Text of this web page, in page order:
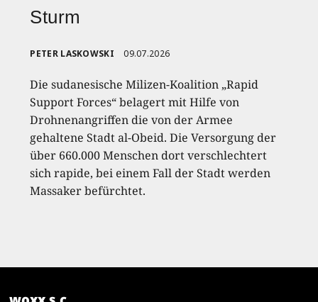
Sturm
PETER LASKOWSKI 09.07.2026
Die sudanesische Milizen-Koalition „Rapid
Support Forces“ belagert mit Hilfe von
Drohnenangriffen die von der Armee
gehaltene Stadt al-Obeid. Die Versorgung der
über 660.000 Menschen dort verschlechtert
sich rapide, bei einem Fall der Stadt werden
Massaker befürchtet.